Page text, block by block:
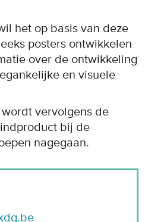
het op basis van deze
posters ontwikkelen
over de ontwikkeling
en visuele
vervolgens de
bij de
nagegaan.